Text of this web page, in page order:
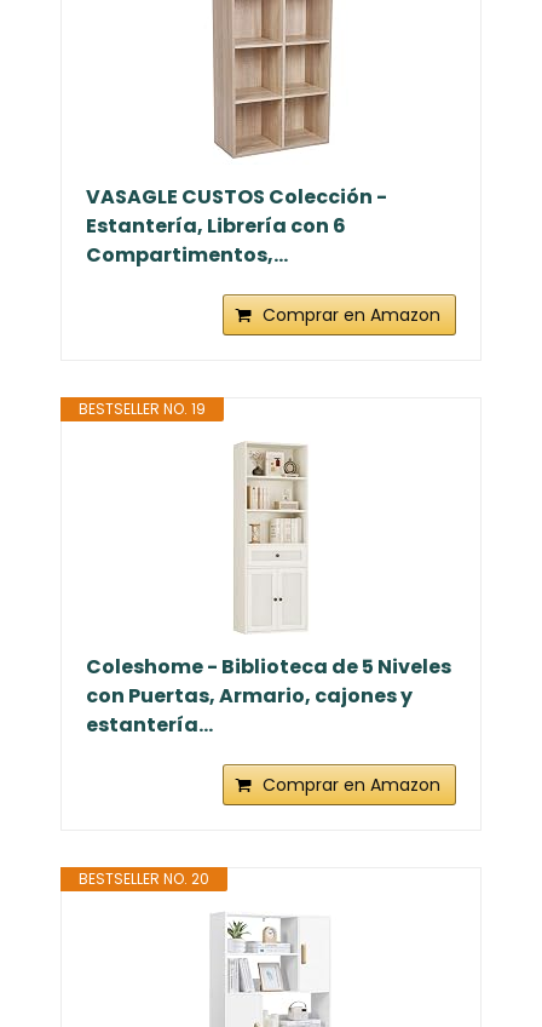
VASAGLE CUSTOS Colección -
Estantería, Librería con 6
Compartimentos,...
Comprar en Amazon
BESTSELLER NO. 19
Coleshome - Biblioteca de 5 Niveles
con Puertas, Armario, cajones y
estantería...
Comprar en Amazon
BESTSELLER NO. 20